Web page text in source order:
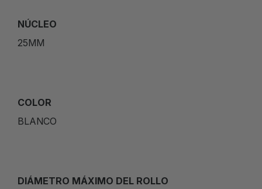
NÚCLEO
25MM
COLOR
BLANCO
DIÁMETRO MÁXIMO DEL ROLLO